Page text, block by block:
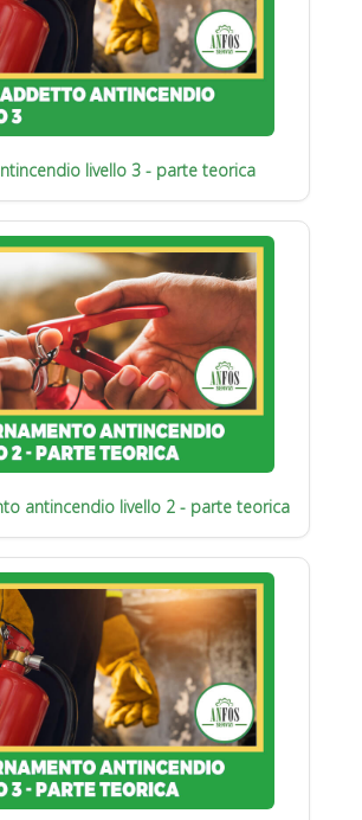
livello 3 - parte teorica
antincendio livello 2 - parte teorica